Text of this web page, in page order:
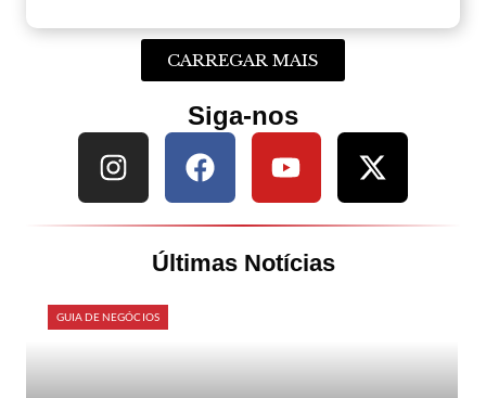
CARREGAR MAIS
Siga-nos
Últimas Notícias
GUIA DE NEGÓCIOS